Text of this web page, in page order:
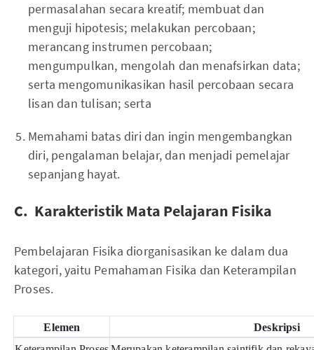
permasalahan secara kreatif; membuat dan
menguji hipotesis; melakukan percobaan;
merancang instrumen percobaan;
mengumpulkan, mengolah dan menafsirkan data;
serta mengomunikasikan hasil percobaan secara
lisan dan tulisan; serta
Memahami batas diri dan ingin mengembangkan
diri, pengalaman belajar, dan menjadi pemelajar
sepanjang hayat.
C. Karakteristik Mata Pelajaran Fisika
Pembelajaran Fisika diorganisasikan ke dalam dua
kategori, yaitu Pemahaman Fisika dan Keterampilan
Proses.
Elemen
Deskripsi